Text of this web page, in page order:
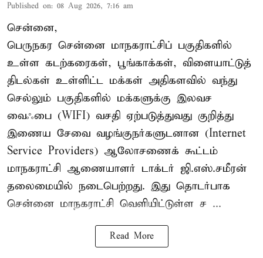
Published on: 08 Aug 2026, 7:16 am
சென்னை,
பெருநகர சென்னை மாநகராட்சிப் பகுதிகளில்
உள்ள கடற்கரைகள், பூங்காக்கள், விளையாட்டுத்
திடல்கள் உள்ளிட்ட மக்கள் அதிகளவில் வந்து
செல்லும் பகுதிகளில் மக்களுக்கு இலவச
வைஃபை (WIFI) வசதி ஏற்படுத்துவது குறித்து
இணைய சேவை வழங்குநர்களுடனான (Internet
Service Providers) ஆலோசணைக் கூட்டம்
மாநகராட்சி ஆணையாளர் டாக்டர் ஜி.எஸ்.சமீரன்
தலைமையில் நடைபெற்றது. இது தொடர்பாக
சென்னை மாநகராட்சி வெளியிட்டுள்ள ச ...
Read More